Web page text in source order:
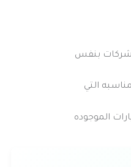
بنفس
التي
الموجوده